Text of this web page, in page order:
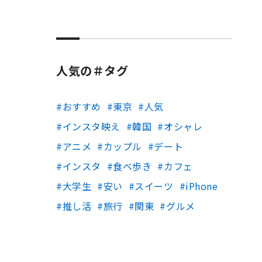
人気の＃タグ
おすすめ 東京
人気
インスタ映え
韓国
オシャレ
アニメ
カップル
デート
インスタ
食べ歩き
カフェ
大学生
安い スイーツ
iPhone
推し活
旅行 関東 グルメ